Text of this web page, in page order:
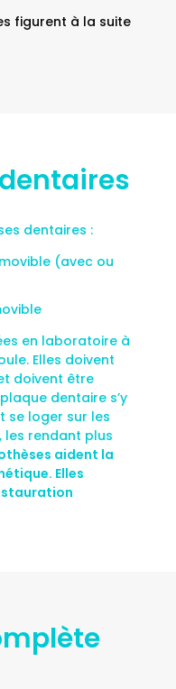
figurent à la suite
dentaires :
(avec ou
en laboratoire à
Elles doivent
doivent être
dentaire s’y
se loger sur les
les rendant plus
aident la
Elles